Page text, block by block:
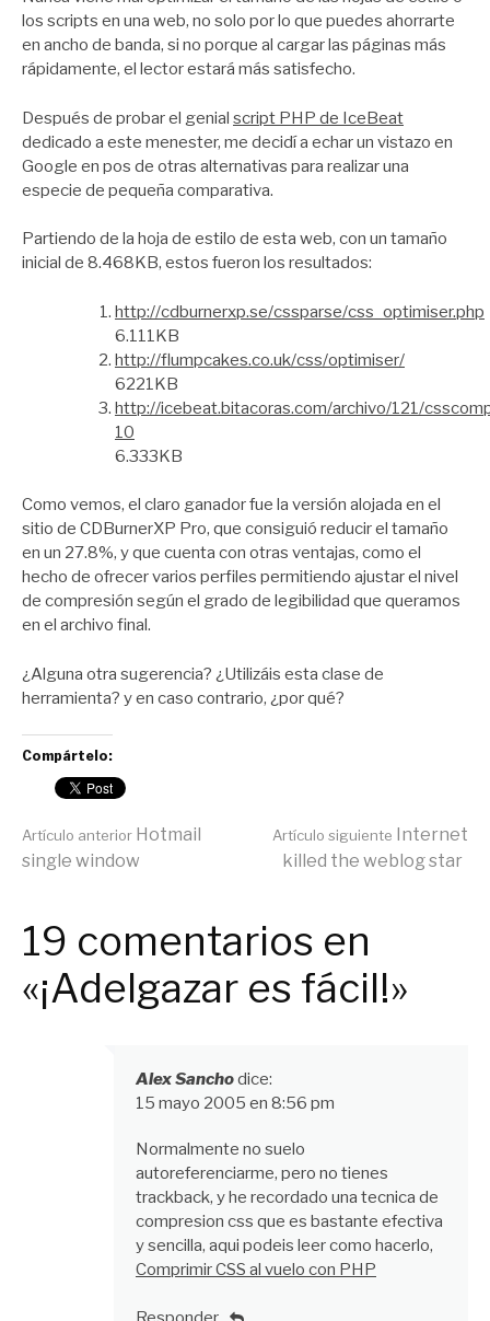
los scripts en una web, no solo por lo que puedes ahorrarte
en ancho de banda, si no porque al cargar las páginas más
rápidamente, el lector estará más satisfecho.
Después de probar el genial script PHP de IceBeat
dedicado a este menester, me decidí a echar un vistazo en
Google en pos de otras alternativas para realizar una
especie de pequeña comparativa.
Partiendo de la hoja de estilo de esta web, con un tamaño
inicial de 8.468KB, estos fueron los resultados:
http://cdburnerxp.se/cssparse/css_optimiser.php
6.111KB
http://flumpcakes.co.uk/css/optimiser/
6221KB
http://icebeat.bitacoras.com/archivo/121/
10
6.333KB
Como vemos, el claro ganador fue la versión alojada en el
sitio de CDBurnerXP Pro, que consiguió reducir el tamaño
en un 27.8%, y que cuenta con otras ventajas, como el
hecho de ofrecer varios perfiles permitiendo ajustar el nivel
de compresión según el grado de legibilidad que queramos
en el archivo final.
¿Alguna otra sugerencia? ¿Utilizáis esta clase de
herramienta? y en caso contrario, ¿por qué?
Compártelo:
Seguir
leyendo
Artículo anterior Hotmail
single window
Artículo siguiente Internet
killed the weblog star
19 comentarios en
«¡Adelgazar es fácil!»
Alex Sanchodice:
15 mayo 2005 en 8:56 pm
Normalmente no suelo
autoreferenciarme, pero no tienes
trackback, y he recordado una tecnica de
compresion css que es bastante efectiva
y sencilla, aqui podeis leer como hacerlo,
Comprimir CSS al vuelo con PHP